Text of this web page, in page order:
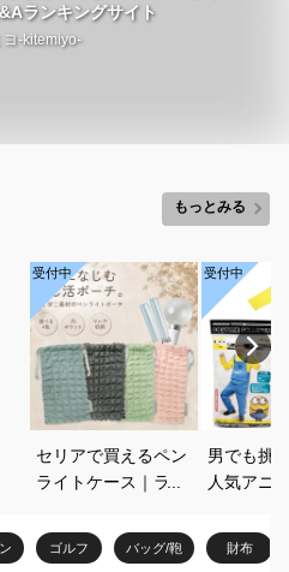
ランキングサイト
ヨ-kitemiyo-
もっとみる
受付中
セリアで買えるペン
ライトケース｜ライ
すめを教えてくださ
い
受付中
男でも挑
人気アニ
すめを教
い
ゴルフ バッグ/鞄 財布